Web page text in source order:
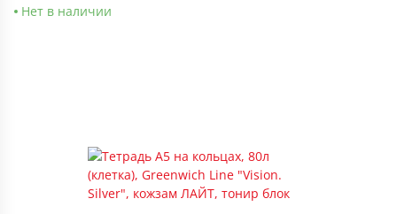
Нет в наличии